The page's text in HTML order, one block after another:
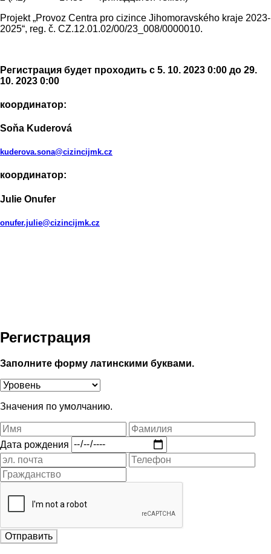
Projekt „Provoz Centra pro cizince Jihomoravského kraje 2023-
2025“, reg. č. CZ.12.01.02/00/23_008/0000010.
Регистрация будет проходить с 5. 10. 2023 0:00 до 29.
10. 2023 0:00
координатор:
Soňa Kuderová
kuderova.sona@cizincijmk.cz
координатор:
Julie Onufer
onufer.julie@cizincijmk.cz
Регистрация
Заполните форму латинскими буквами.
Значения по умолчанию.
Дата рождения
Отправить